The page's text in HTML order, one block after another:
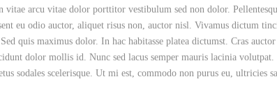
vitae arcu vitae dolor porttitor vestibulum sed non dolor.
eu odio auctor, aliquet risus non, auctor nisl. Vivamus dictum
quis maximus dolor. In hac habitasse platea dictumst. Cras
dolor mollis id. Nunc sed lacus semper mauris lacinia volutpat.
sodales scelerisque. Ut mi est, commodo non purus eu, ultricies